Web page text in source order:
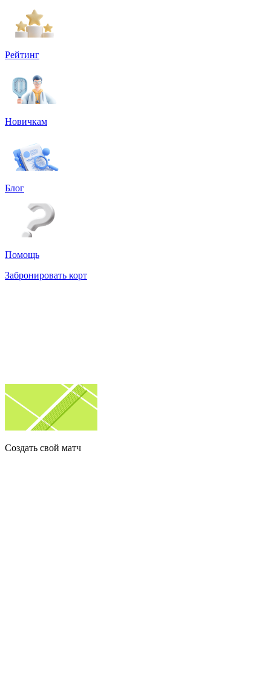
Рейтинг
Новичкам
Блог
Помощь
Забронировать корт
Создать свой матч